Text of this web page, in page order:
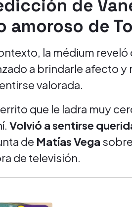
de
amoroso de
la médium
a brindarle afecto
valorada.
que le ladra muy
Volvió a sentirse
de Matías Vega
de televisión.